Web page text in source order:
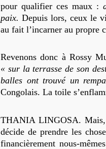
pour qualifier ces maux :
paix. Depuis lors, ceux le
au fait l’incarner au propre
Revenons donc à Rossy
« sur la terrasse de son
balles ont trouvé un
Congolais. La toile
THANIA LINGOSA. Mais,
décide de prendre les
financièrement nous-